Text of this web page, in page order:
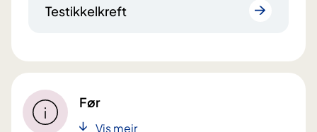
Testikkelkreft
Før
Vis meir